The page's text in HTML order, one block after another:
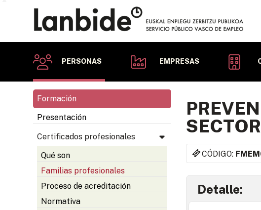
PERSONAS EMPRESAS
Formación
Presentación
Certificados profesionales
Qué son
Familias profesionales
Proceso de acreditación
Normativa
CÓDIGO:
Detalle: